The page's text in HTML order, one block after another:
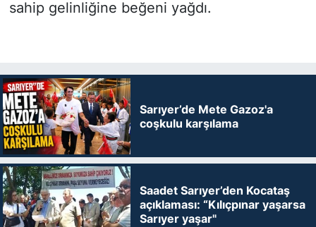
sahip gelinliğine beğeni yağdı.
Sarıyer’de Mete Gazoz'a
coşkulu karşılama
Saadet Sarıyer’den Kocataş
açıklaması: “Kılıçpınar yaşarsa
Sarıyer yaşar"